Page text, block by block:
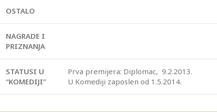
OSTALO
NAGRADE I
PRIZNANJA
STATUSI U
“KOMEDIJI”
Prva premijera: Diplomac, 9.2.2013.
U Komediji zaposlen od 1.5.2014.